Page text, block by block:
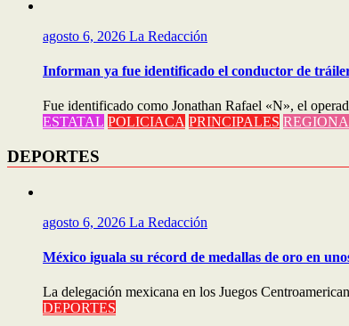
agosto 6, 2026 La Redacción
Informan ya fue identificado el conductor de
Fue identificado como Jonathan Rafael «N», el
ESTATAL POLICIACA PRINCIPALES
DEPORTES
agosto 6, 2026 La Redacción
México iguala su récord de medallas de oro en
La delegación mexicana en los Juegos
DEPORTES